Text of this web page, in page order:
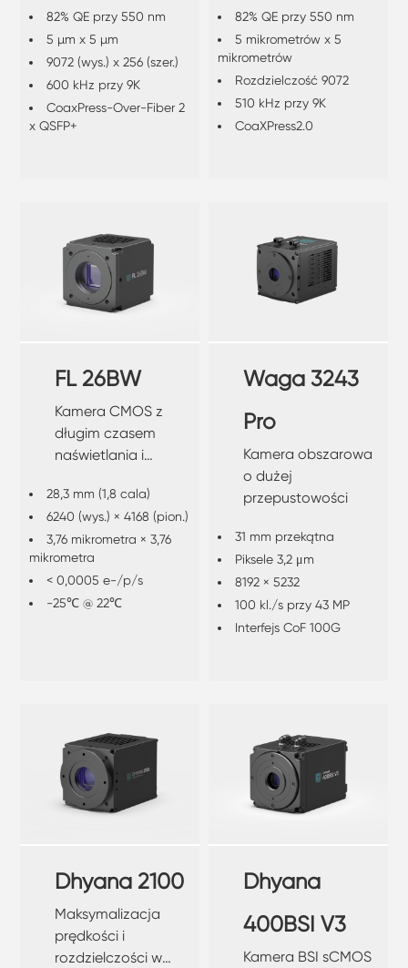
słabym oświetleniu i
dużej prędkości.
82% QE przy 550 nm
5 µm x 5 µm
9072 (wys.) x 256 (szer.)
600 kHz przy 9K
CoaxPress-Over-Fiber 2
x QSFP+
słabym oświetleniu i
dużej prędkości.
82% QE przy 550 nm
5 mikrometrów x 5
mikrometrów
Rozdzielczość 9072
510 kHz przy 9K
CoaXPress2.0
FL 26BW
Kamera CMOS z
długim czasem
naświetlania i
28,3 mm (1,8 cala)
6240 (wys.) × 4168 (pion.)
3,76 mikrometra × 3,76
mikrometra
< 0,0005 e-/p/s
-25℃ @ 22℃
Waga 3243
Pro
Kamera obszarowa
o dużej
przepustowości
31 mm przekątna
Piksele 3,2 μm
8192 × 5232
100 kl./s przy 43 MP
Interfejs CoF 100G
Dhyana 2100
Maksymalizacja
prędkości i
rozdzielczości w
Dhyana
400BSI V3
Kamera BSI sCMOS